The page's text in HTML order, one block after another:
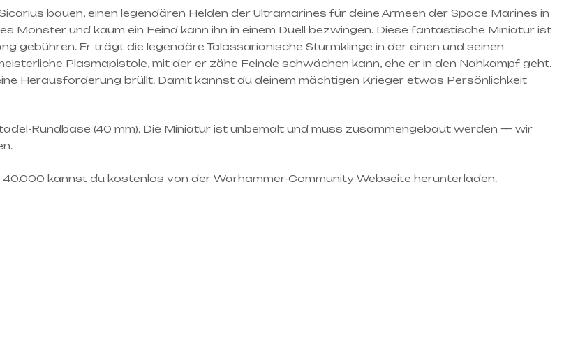
bauen, einen legendären Helden der Ultramarines für deine Armeen der Space Marines in
Monster und kaum ein Feind kann ihn in einem Duell bezwingen. Diese fantastische Miniatur ist
gebühren. Er trägt die legendäre Talassarianische Sturmklinge in der einen und seinen
Plasmapistole, mit der er zähe Feinde schwächen kann, ehe er in den Nahkampf geht.
Herausforderung brüllt. Damit kannst du deinem mächtigen Krieger etwas Persönlichkeit
Rundbase (40 mm). Die Miniatur ist unbemalt und muss zusammengebaut werden — wir
kannst du kostenlos von der Warhammer-Community-Webseite herunterladen.